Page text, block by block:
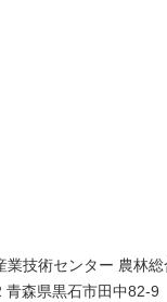
業技術センター 農林
青森県黒石市田中82-9